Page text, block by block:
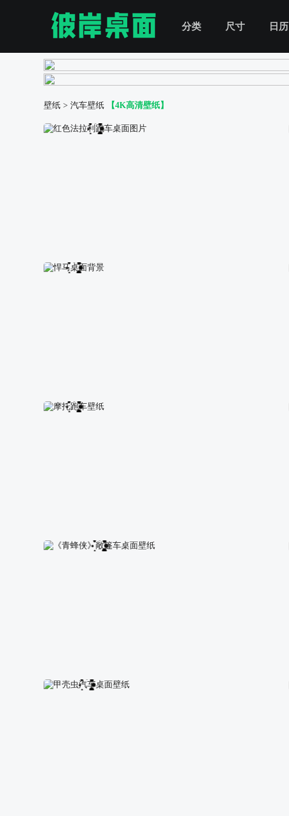
分类 尺寸 日历
壁纸 > 汽车壁纸 【4K高清壁纸】
红色法拉利跑车桌面图片
悍马桌面背景
摩托跑车壁纸
《青蜂侠》敞篷车桌面壁纸